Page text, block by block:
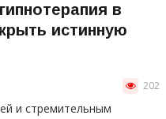
в
истинную
202
и стремительным